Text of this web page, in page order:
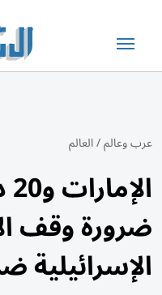
عرب وعالم/العالم
ضرورة وقف
الإسرائيلية